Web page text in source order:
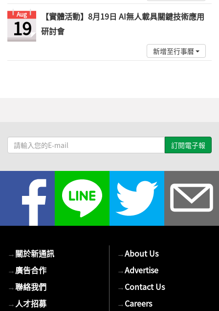
Aug
19
【實體活動】8月19日 AI無人載具關鍵技術應用
研討會
新增至行事曆
請
輸
→關於新通訊
→廣告合作
→聯絡我們
→人才招募
→About Us
→Advertise
→Contact Us
→Careers